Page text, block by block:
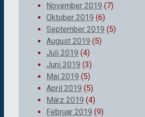
November 2019 (7)
Oktober 2019 (6)
September 2019 (5)
August 2019 (5)
Juli 2019 (4)
Juni 2019 (3)
Mai 2019 (5)
April 2019 (5)
März 2019 (4)
Februar 2019 (9)